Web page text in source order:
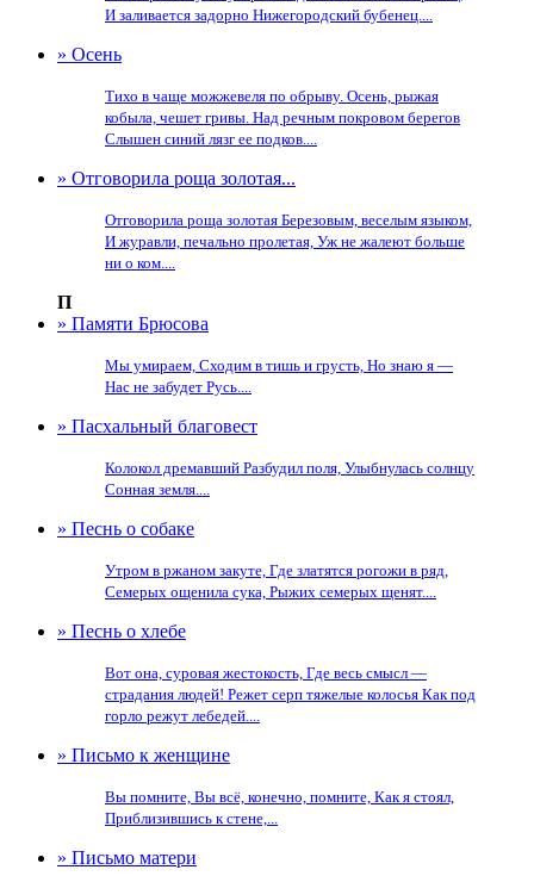
И заливается задорно Нижегородский бубенец....
» Осень
Тихо в чаще можжевеля по обрыву. Осень, рыжая
кобыла, чешет гривы. Над речным покровом берегов
Слышен синий лязг ее подков....
» Отговорила роща золотая...
Отговорила роща золотая Березовым, веселым языком,
И журавли, печально пролетая, Уж не жалеют больше
ни о ком....
П
» Памяти Брюсова
Мы умираем, Сходим в тишь и грусть, Но знаю я —
Нас не забудет Русь....
» Пасхальный благовест
Колокол дремавший Разбудил поля, Улыбнулась солнцу
Сонная земля....
» Песнь о собаке
Утром в ржаном закуте, Где златятся рогожи в ряд,
Семерых ощенила сука, Рыжих семерых щенят....
» Песнь о хлебе
Вот она, суровая жестокость, Где весь смысл —
страдания людей! Режет серп тяжелые колосья Как под
горло режут лебедей....
» Письмо к женщине
Вы помните, Вы всё, конечно, помните, Как я стоял,
Приблизившись к стене,...
» Письмо матери